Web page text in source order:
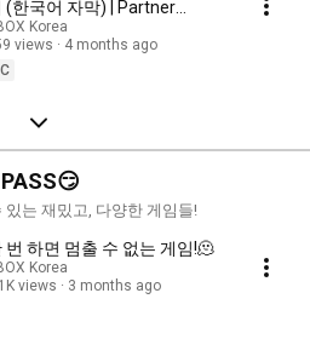
(한국어 자막) | Partner
Korea
views
4 months ago
있는 재밌고, 다양한 게임들!
번 하면 멈출 수 없는 게임!🫠
Korea
views
3 months ago